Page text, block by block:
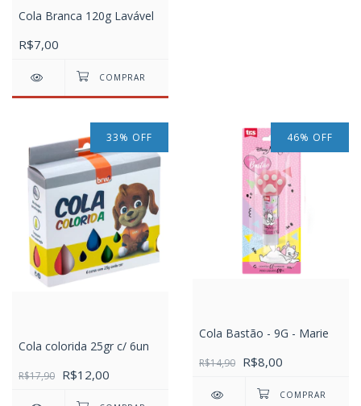
Cola Branca 120g Lavável
R$7,00
33% OFF
Cola colorida 25gr c/ 6un
R$17,90 R$12,00
46% OFF
Cola Bastão - 9G - Marie
R$14,90 R$8,00